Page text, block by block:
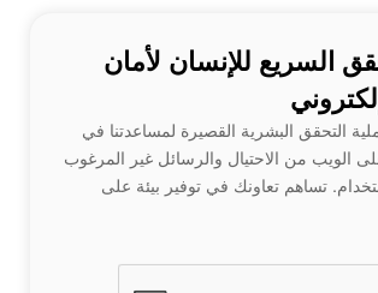
السريع للإنسان لأمان
التحقق البشرية القصيرة لمساعدتنا في
الويب من الاحتيال والرسائل غير المرغوب
تساهم تعاونك في توفير بيئة على